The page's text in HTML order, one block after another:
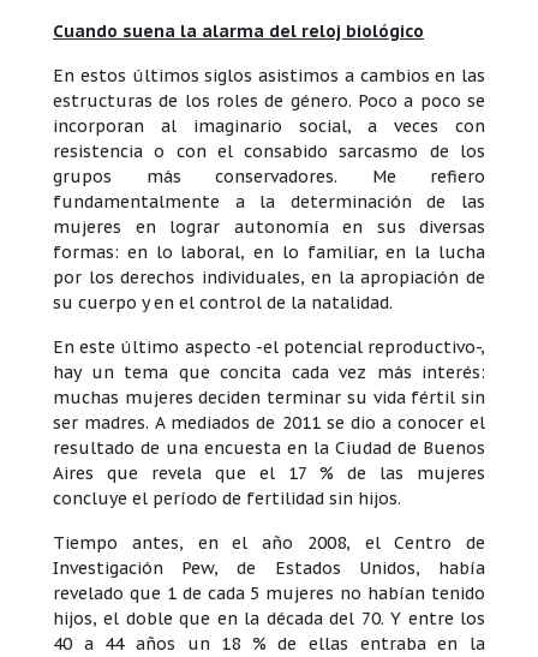
Cuando suena la alarma del reloj biológico
En estos últimos siglos asistimos a cambios en las
estructuras de los roles de género. Poco a poco se
incorporan al imaginario social, a veces con
resistencia o con el consabido sarcasmo de los
grupos más conservadores. Me refiero
fundamentalmente a la determinación de las
mujeres en lograr autonomía en sus diversas
formas: en lo laboral, en lo familiar, en la lucha
por los derechos individuales, en la apropiación de
su cuerpo y en el control de la natalidad.
En este último aspecto -el potencial reproductivo-,
hay un tema que concita cada vez más interés:
muchas mujeres deciden terminar su vida fértil sin
ser madres. A mediados de 2011 se dio a conocer el
resultado de una encuesta en la Ciudad de Buenos
Aires que revela que el 17 % de las mujeres
concluye el período de fertilidad sin hijos.
Tiempo antes, en el año 2008, el Centro de
Investigación Pew, de Estados Unidos, había
revelado que 1 de cada 5 mujeres no habían tenido
hijos, el doble que en la década del 70. Y entre los
40 a 44 años un 18 % de ellas entraba en la